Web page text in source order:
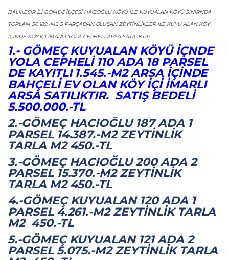
BALIKESIR ILI GÖMEÇ İLÇESI HACIOĞLU KÖYÜ ILE KUYUALAN KÖYÜ SINIRNDA
TOPLAM 50.189.-M2 5 PARÇADAN OLUŞAN ZEYTINLIKLER ILE KUYU ALAN KÖY
IÇINDE KÖY IÇI IMARLI YOLA CEPHELI ARSA SATILIKTIR.
1.- GÖMEÇ KUYUALAN KÖYÜ IÇNDE
YOLA CEPHELI 110 ADA 18 PARSEL
DE KAYITLI 1.545.-M2 ARSA IÇINDE
BAHÇELI EV OLAN KÖY IÇI İMARLI
ARSA SATILIKTIR. SATIŞ BEDELI
5.500.000.-TL
2.-GÖMEÇ HACIOĞLU 187 ADA 1
PARSEL 14.387.-M2 ZEYTINLIK
TARLA M2 450.-TL
3.-GÖMEÇ HACIOĞLU 200 ADA 2
PARSEL 15.370.-M2 ZEYTINLIK
TARLA M2 450.-TL
4.-GÖMEÇ KUYUALAN 120 ADA 1
PARSEL 4.261.-M2 ZEYTINLIK TARLA
M2 450.-TL
5.-GÖMEÇ KUYUALAN 121 ADA 2
PARSEL 5.075.-M2 ZEYTINLIK TARLA